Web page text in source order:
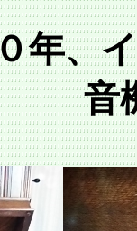
年、
音